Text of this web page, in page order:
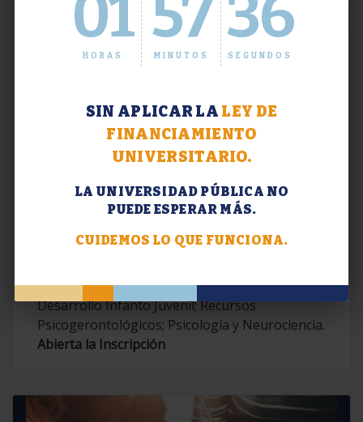
01
HORAS
57
MINUTOS
37
SEGUNDOS
SIN APLICAR LA LEY DE
FINANCIAMIENTO
UNIVERSITARIO.
LA UNIVERSIDAD PÚBLICA NO
PUEDE ESPERAR MÁS.
CUIDEMOS LO QUE FUNCIONA.
Extensión. Diplomaturas 2026.
Contemporáneas; Problemáticas en el
Desarrollo Infanto Juvenil; Recursos
Psicogerontológicos; Psicología y Neurociencia.
Abierta la Inscripción